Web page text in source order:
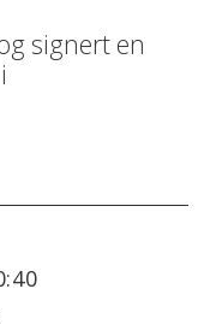
signert en